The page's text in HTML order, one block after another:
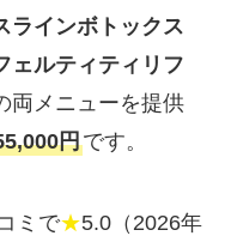
ラインボトックス
ェルティティリフ
両メニューを提供
円です。
ミで★5.0（2026年